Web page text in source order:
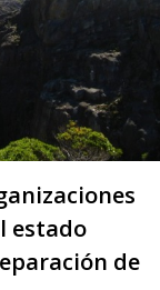
estado
de